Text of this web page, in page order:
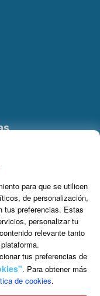
de
n° 960 CIF: B-82748864
264927.
28521 Madrid
para que se utilicen
de personalización,
tus preferencias. Estas
personalizar tu
relevante tanto
tus preferencias de
. Para obtener más
de cookies.